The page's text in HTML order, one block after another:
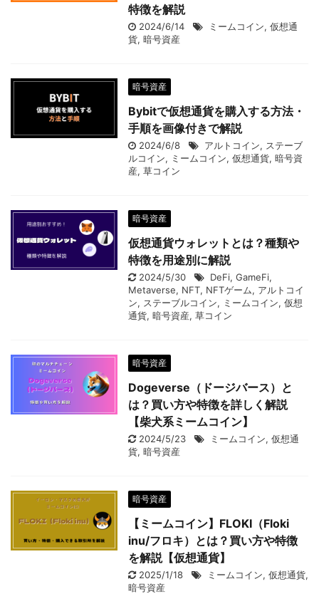
特徴を解説
2024/6/14 ミームコイン, 仮想通
貨, 暗号資産
暗号資産
Bybitで仮想通貨を購入する方法・
手順を画像付きで解説
2024/6/8 アルトコイン, ステーブ
ルコイン, ミームコイン, 仮想通貨, 暗号資
産, 草コイン
暗号資産
仮想通貨ウォレットとは？種類や
特徴を用途別に解説
2024/5/30 DeFi, GameFi,
Metaverse, NFT, NFTゲーム, アルトコイ
ン, ステーブルコイン, ミームコイン, 仮想
通貨, 暗号資産, 草コイン
暗号資産
Dogeverse（ドージバース）と
は？買い方や特徴を詳しく解説
【柴犬系ミームコイン】
2024/5/23 ミームコイン, 仮想通
貨, 暗号資産
暗号資産
【ミームコイン】FLOKI（Floki
inu/フロキ）とは？買い方や特徴
を解説【仮想通貨】
2025/1/18 ミームコイン, 仮想通貨,
暗号資産